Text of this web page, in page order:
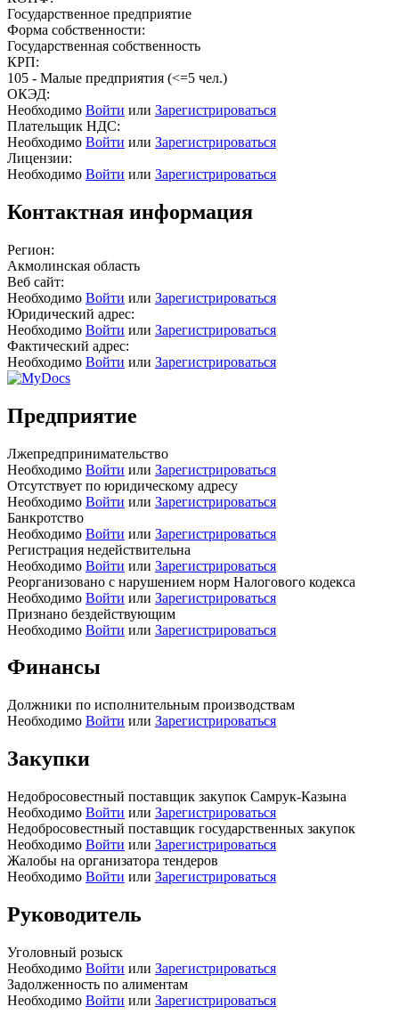
Государственное предприятие
Форма собственности:
Государственная собственность
КРП:
105 - Малые предприятия (<=5 чел.)
ОКЭД:
Необходимо Войти или Зарегистрироваться
Плательщик НДС:
Необходимо Войти или Зарегистрироваться
Лицензии:
Необходимо Войти или Зарегистрироваться
Контактная информация
Регион:
Акмолинская область
Веб сайт:
Необходимо Войти или Зарегистрироваться
Юридический адрес:
Необходимо Войти или Зарегистрироваться
Фактический адрес:
Необходимо Войти или Зарегистрироваться
Предприятие
Лжепредпринимательство
Необходимо Войти или Зарегистрироваться
Отсутствует по юридическому адресу
Необходимо Войти или Зарегистрироваться
Банкротство
Необходимо Войти или Зарегистрироваться
Регистрация недействительна
Необходимо Войти или Зарегистрироваться
Реорганизовано с нарушением норм Налогового кодекса
Необходимо Войти или Зарегистрироваться
Признано бездействующим
Необходимо Войти или Зарегистрироваться
Финансы
Должники по исполнительным производствам
Необходимо Войти или Зарегистрироваться
Закупки
Недобросовестный поставщик закупок Самрук-Казына
Необходимо Войти или Зарегистрироваться
Недобросовестный поставщик государственных закупок
Необходимо Войти или Зарегистрироваться
Жалобы на организатора тендеров
Необходимо Войти или Зарегистрироваться
Руководитель
Уголовный розыск
Необходимо Войти или Зарегистрироваться
Задолженность по алиментам
Необходимо Войти или Зарегистрироваться